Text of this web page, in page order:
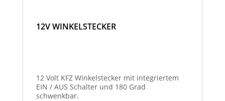
12V WINKELSTECKER
12 Volt KFZ Winkelstecker mit integriertem
EIN / AUS Schalter und 180 Grad
schwenkbar.